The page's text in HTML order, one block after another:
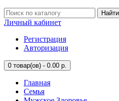
Найти
Личный кабинет
Регистрация
Авторизация
0 товар(ов) - 0.00 р.
Главная
Семья